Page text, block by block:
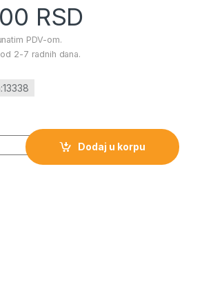
RSD
PDV-om.
2-7 radnih dana.
Guard Kit količina
Dodaj u korpu